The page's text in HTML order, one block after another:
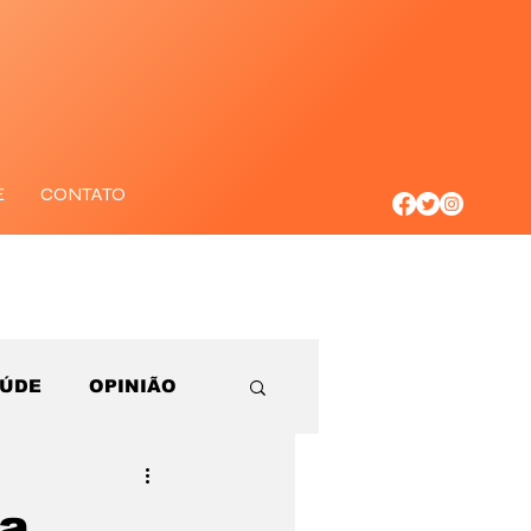
CONTATO
OPINIÃO